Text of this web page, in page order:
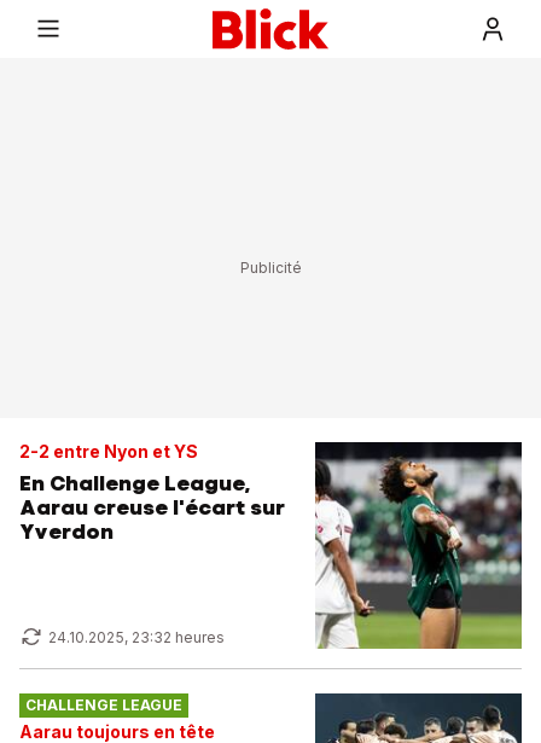
2-2 entre Nyon et YS
En Challenge League,
Aarau creuse l'écart sur
Yverdon
24.10.2025, 23:32 heures
CHALLENGE LEAGUE
Aarau toujours en tête